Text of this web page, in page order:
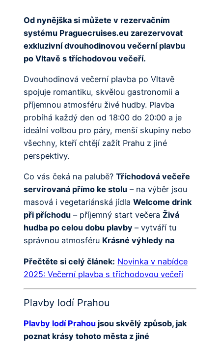
Od nynějška si můžete v rezervačním
systému Praguecruises.eu zarezervovat
exkluzivní dvouhodinovou večerní plavbu
po Vltavě s tříchodovou večeří.
Dvouhodinová večerní plavba po Vltavě
spojuje romantiku, skvělou gastronomii a
příjemnou atmosféru živé hudby. Plavba
probíhá každý den od 18:00 do 20:00 a je
ideální volbou pro páry, menší skupiny nebo
všechny, kteří chtějí zažít Prahu z jiné
perspektivy.
Co vás čeká na palubě? Tříchodová večeře
servírovaná přímo ke stolu – na výběr jsou
masová i vegetariánská jídla Welcome drink
při příchodu – příjemný start večera Živá
hudba po celou dobu plavby – vytváří tu
správnou atmosféru Krásné výhledy na
Přečtěte si celý článek: Novinka v nabídce
2025: Večerní plavba s tříchodovou večeří
Plavby lodí Prahou
Plavby lodí Prahou jsou skvělý způsob, jak
poznat krásy tohoto města z jiné